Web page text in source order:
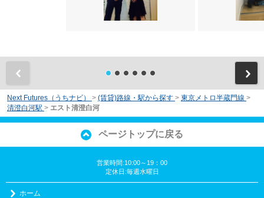
Next Futures（うちナビ） > (賃貸)路線・駅から探す > 東京メトロ半蔵門線 >
清澄白河駅 > エスト清澄白河
ページトップに戻る
営業時間:10:00～19：00
定休日:毎週水曜日
ホーム